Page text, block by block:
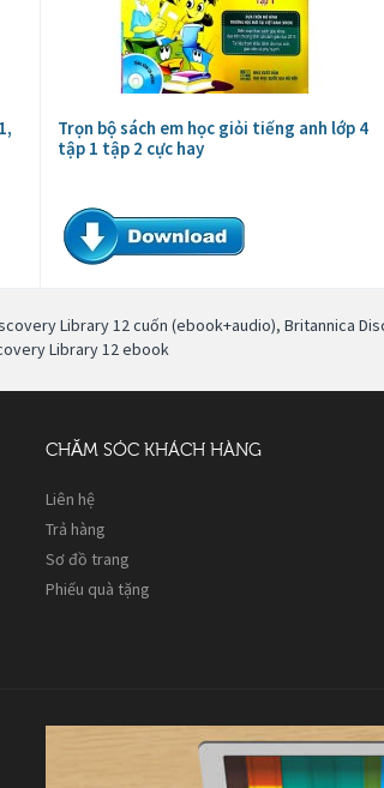
Trọn bộ sách em học giỏi tiếng anh lớp 4
tập 1 tập 2 cực hay
Library 12 cuốn (ebook+audio), Britannica
Library 12 ebook
CHĂM SÓC KHÁCH HÀNG
Liên hệ
Trả hàng
Sơ đồ trang
Phiếu quà tặng